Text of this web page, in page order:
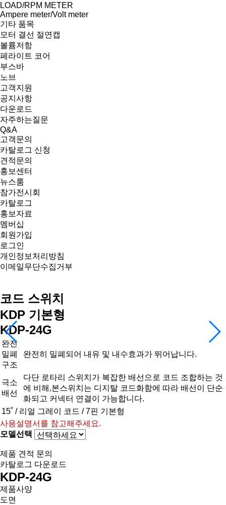
LOAD/RPM METER
Ampere meter/Volt meter
기타 품목
모터 결선 절연캡
볼륨저항
페라이트 코어
부스바
노브
고객지원
공지사항
다운로드
자주하는질문
Q&A
고객문의
카탈로그 신청
견적문의
홍보센터
뉴스룸
참가전시회
카탈로그
홍보자료
멤버십
회원가입
로그인
개인정보처리방침
이메일무단수집거부
코드 스위치
KDP 기본형
KDP-24G
완전
밀폐
구조
완전히 밀폐되어 내유 및 내수효과가 뛰어납니다.
극소
배선
다단 로타리 스위치가 복잡한 배선으로 코드 조합하는 것
에 비해,본스위치는 디지탈 코드화함에 따라 배선이 단순
화되고 커넥터 연결이 가능합니다.
15˚ / 리얼 그레이 코드 / 7핀 기본형
사용설명서를 참고해주세요.
모델선택
제품 견적 문의
카탈로그 다운로드
KDP-24G
제품사양
도면